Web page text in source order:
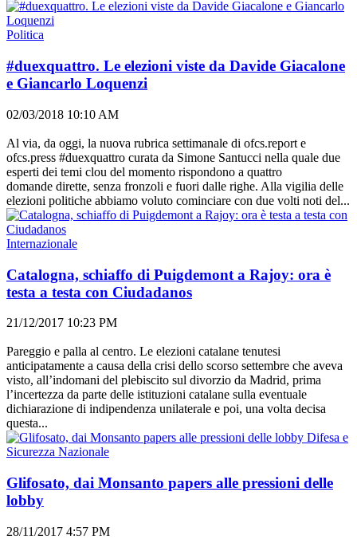
Politica
#duexquattro. Le elezioni viste da Davide Giacalone
e Giancarlo Loquenzi
02/03/2018 10:10 AM
Al via, da oggi, la nuova rubrica settimanale di ofcs.report e
ofcs.press #duexquattro curata da Simone Santucci nella quale due
esperti dei temi clou del momento rispondono a quattro
domande dirette, senza fronzoli e fuori dalle righe. Alla vigilia delle
elezioni politiche abbiamo voluto cominciare con due volti noti del...
Internazionale
Catalogna, schiaffo di Puigdemont a Rajoy: ora è
testa a testa con Ciudadanos
21/12/2017 10:23 PM
Pareggio e palla al centro. Le elezioni catalane tenutesi
anticipatamente a causa della crisi dello scorso settembre che aveva
visto, all’indomani del plebiscito sul divorzio da Madrid, prima
l’incertezza da parte delle istituzioni catalane sulla eventuale
dichiarazione di indipendenza unilaterale e poi, una volta decisa
questa...
Difesa e
Sicurezza Nazionale
Glifosato, dai Monsanto papers alle pressioni delle
lobby
28/11/2017 4:57 PM